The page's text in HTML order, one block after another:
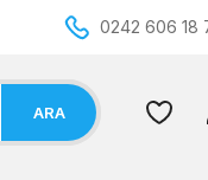
0242 606 18
ARA